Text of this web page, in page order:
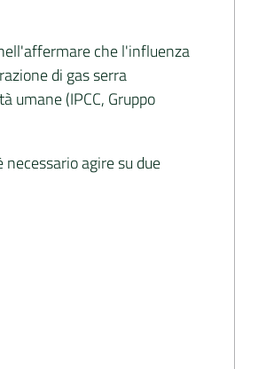
che l'influenza
di gas serra
umane (IPCC, Gruppo
agire su due